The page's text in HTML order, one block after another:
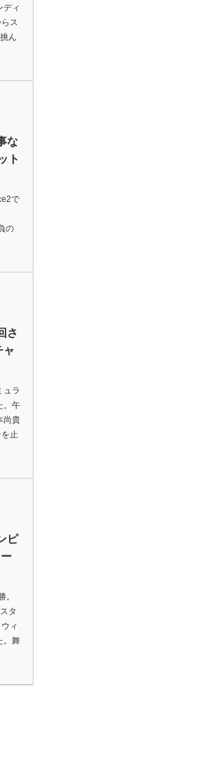
ディ
ス
ん
な
ト
で
の
さ
ャ
ュラ
。午
尚貴
止
ピ
タ
ィ
。舞